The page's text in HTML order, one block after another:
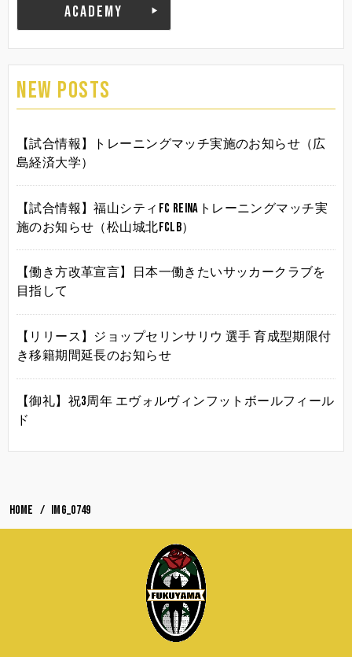
ACADEMY
NEW POSTS
【試合情報】トレーニングマッチ実施のお知らせ（広
島経済大学）
【試合情報】福山シティFC Reinaトレーニングマッチ実
施のお知らせ（松山城北FCLB）
【働き方改革宣言】日本一働きたいサッカークラブを
目指して
【リリース】ジョップセリンサリウ 選手 育成型期限付
き移籍期間延長のお知らせ
【御礼】祝3周年 エヴォルヴィンフットボールフィール
ド
HOME IMG_0749